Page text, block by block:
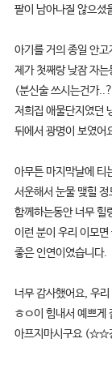
팔이 남아나질 않으셨
아기를 거의 종일 안고
제가 첫째랑 낮잠 자
(분신술 쓰시는건가
저희집 애물단지였던
뒤에서 광명이 보였어
아무튼 마지막날에 티
서운해서 눈물 맺힐 정
함께하는동안 너무 힐
이런 분이 우리 이모
좋은 인연이였습니다.
너무 감사했어요, 우리
ㅎㅇ이 힘내서 예쁘게
아프지마시구요 (☆☆